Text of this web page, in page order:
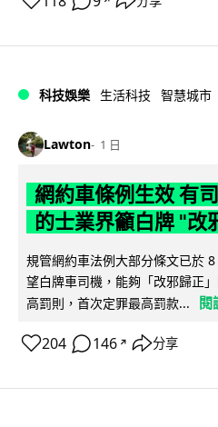
科技娛樂 生活科技 智慧城市
Lawton 1 日
網約車條例生效 有
的士業界籲白牌 "改
規管網約車法例大部分條文已於
望白牌車司機，能夠「改邪歸正
高罰則，首次定罪最高罰款...
閱
204 146 ↗ 分享